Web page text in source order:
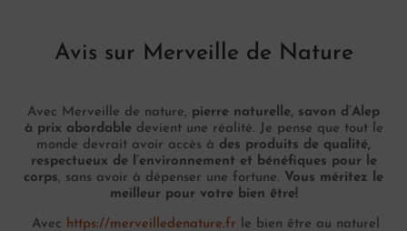
Avis sur Merveille de Nature
Avec Merveille de nature, pierre naturelle, savon d’Alep
à prix abordabledevient une réalité. Je pense que tout le
monde devrait avoir accès à des produits de qualité,
respectueux de l’environnement et bénéfiques pour le
corps, sans avoir à dépenser une fortune. Vous méritez le
meilleur pour votre bien être!
Avec https://merveilledenature.fr le bien être au naturel